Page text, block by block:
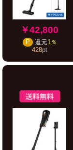
￥42,800
P 還元1％
428pt